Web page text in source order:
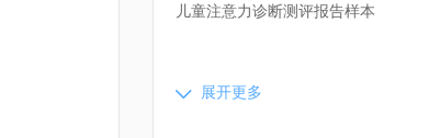
儿童注意力诊断测评报告样本
展开更多